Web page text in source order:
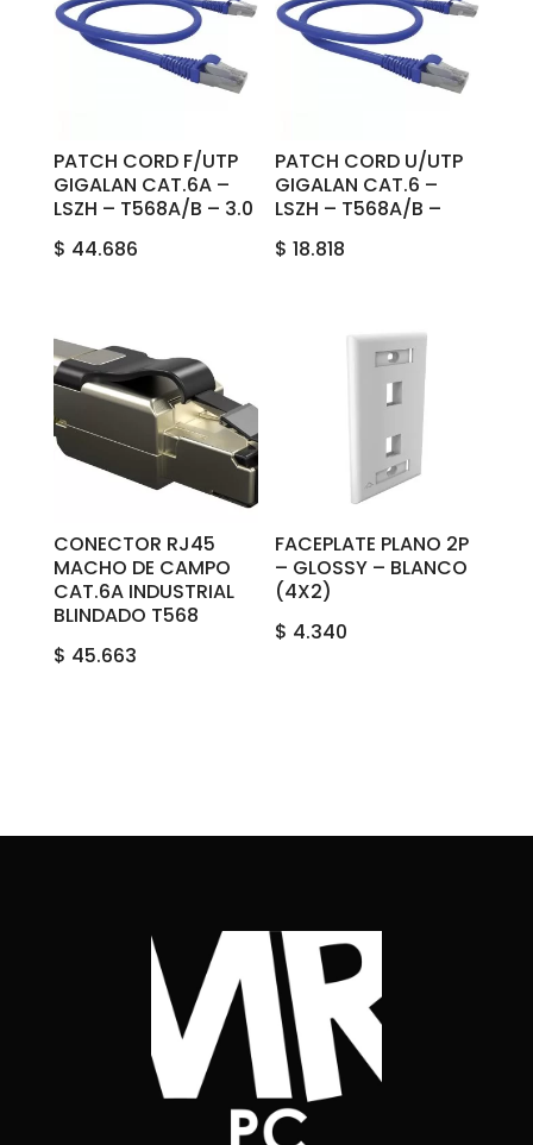
PATCH CORD F/UTP
GIGALAN CAT.6A –
LSZH – T568A/B – 3.0
$ 44.686
PATCH CORD U/UTP
GIGALAN CAT.6 –
LSZH – T568A/B –
$ 18.818
CONECTOR RJ45
MACHO DE CAMPO
CAT.6A INDUSTRIAL
BLINDADO T568
$ 45.663
FACEPLATE PLANO 2P
– GLOSSY – BLANCO
(4X2)
$ 4.340